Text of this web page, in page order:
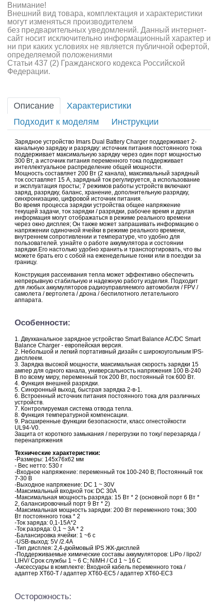
Внимание!
Внешний вид товара, комплектация и характеристики
могут изменяться производителем
без предварительных уведомлений. Данный интернет-
сайт носит исключительно информационный характер и
ни при каких условиях не является публичной офертой,
определяемой положениями
Статьи 437 (2) Гражданского кодекса Российской
Федерации.
Описание
Характеристики
Подходит к моделям
Инструкции
Зарядное устройство Imars Dual Battery Charger поддерживает 2-
канальную зарядку и разрядку: источник питания постоянного тока
поддерживает максимальную зарядку через один порт мощностью
300 Вт, а источник питания переменного тока поддерживает
интеллектуальное распределение общей мощности.
Мощность составляет 200 Вт (2 канала), максимальный зарядный
ток составляет 15 А, зарядный ток регулируется, а использование
и эксплуатация просты; 7 режимов работы устройств включают
заряд, разрядку, баланс, хранение, дополнительную разрядку,
синхронизацию, цифровой источник питания.
Во время процесса зарядки устройства общее напряжение
текущей задачи, ток зарядки / разрядки, рабочее время и другая
информация могут отображаться в режиме реального времени
через окно дисплея; Он также может запрашивать информацию о
напряжении одиночной ячейки в режиме реального времени,
внутреннем сопротивлении и температуре, что удобно для
пользователей. узнайте о работе аккумулятора и состоянии
зарядки.Его настолько удобно хранить и транспортировать, что вы
можете брать его с собой на еженедельные гонки или в поездки за
границу.
Конструкция рассеивания тепла может эффективно обеспечить
непрерывную стабильную и надежную работу изделия. Подходит
для любых аккумуляторов радиоуправляемого автомобиля / FPV /
самолета / вертолета / дрона / беспилотного летательного
аппарата.
Особенности:
1. Двухканальное зарядное устройство Smart Balance AC/DC Smart
Balance Charger - европейская версия.
2. Небольшой и легкий портативный дизайн с широкоугольным IPS-
дисплеем.
3. Зарядка высокой мощности, максимальная скорость зарядки 15
ампер для одного канала, универсальность напряжения 100 В-240
В по всему миру, переменный ток 200 Вт, постоянный ток 600 Вт.
4. Функция внешней разрядки.
5. Синхронный выход, быстрая зарядка 2-в-1.
6. Встроенный источник питания постоянного тока для различных
устройств.
7. Контролируемая система отвода тепла.
8. Функция температурной компенсации.
9. Расширенные функции безопасности, класс огнестойкости
UL94-V0.
Защита от короткого замыкания / перегрузки по току/ перезаряда /
перенапряжения
Технические характеристики:
-Размеры: 145x76x62 мм
- Вес нетто: 530 г
-Входное напряжение: переменный ток 100-240 В; Постоянный ток
7-30 В
-Выходное напряжение: DC 1 ~ 30V
-Максимальный входной ток: DC 30A
-Максимальная мощность разряда: 15 Вт * 2 (основной порт 6 Вт *
2, балансировочный порт 9 Вт * 2)
-Максимальная мощность зарядки: 200 Вт переменного тока; 300
Вт постоянного тока * 2
-Ток заряда: 0,1-15А*2
-Ток разряда: 0,1 ~ 3А * 2
-Балансировка ячейки: 1 ~6 с
-USB-выход: 5V /2.4A
-Тип дисплея: 2,4-дюймовый IPS ЖК-дисплей
-Поддерживаемые химические составы аккумуляторов: LiPo / lipo2/
LIHV/ Срок службы 1 ~ 6 С; NiMH / Cd 1 ~ 16 С
-Аксессуары в комплекте: Входной кабель переменного тока /
адаптер XT60-T / адаптер XT60-EC5 / адаптер XT60-EC3
Осторожность: